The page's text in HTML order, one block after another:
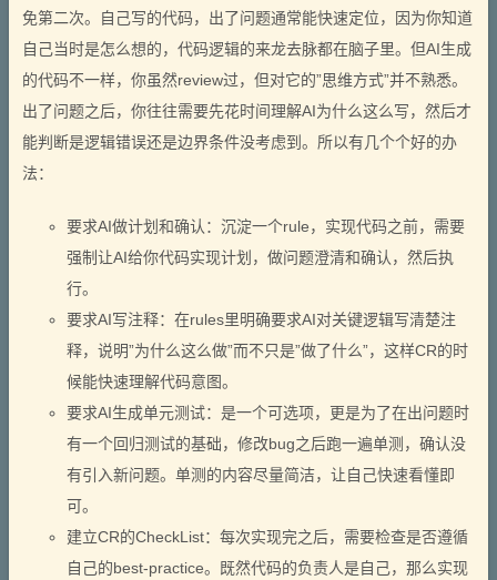
免第二次。自己写的代码，出了问题通常能快速定位，因为你知道
自己当时是怎么想的，代码逻辑的来龙去脉都在脑子里。但AI生成
的代码不一样，你虽然review过，但对它的”思维方式”并不熟悉。
出了问题之后，你往往需要先花时间理解AI为什么这么写，然后才
能判断是逻辑错误还是边界条件没考虑到。所以有几个个好的办
法：
要求AI做计划和确认：沉淀一个rule，实现代码之前，需要
强制让AI给你代码实现计划，做问题澄清和确认，然后执
行。
要求AI写注释：在rules里明确要求AI对关键逻辑写清楚注
释，说明”为什么这么做”而不只是”做了什么”，这样CR的时
候能快速理解代码意图。
要求AI生成单元测试：是一个可选项，更是为了在出问题时
有一个回归测试的基础，修改bug之后跑一遍单测，确认没
有引入新问题。单测的内容尽量简洁，让自己快速看懂即
可。
建立CR的CheckList：每次实现完之后，需要检查是否遵循
自己的best-practice。既然代码的负责人是自己，那么实现